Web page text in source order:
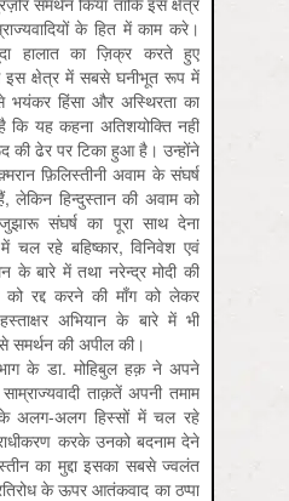
के हित में काम करे।
हालात का ज़िक्र करते हुए
इस क्षेत्र में सबसे घनीभूत रूप में
हिंसा और अस्थिरता का
यह कहना अतिशयोक्ति नहीं
की ढेर पर टिका हुआ है। उन्होंने
फ़िलिस्तीनी अवाम के संघर्ष
हिन्‍दुस्तान की अवाम को
संघर्ष का पूरा साथ देना
चल रहे बहिष्कार, विनिवेश एवं
के बारे में तथा नरेन्द्र मोदी की
को रद्द करने की माँग को लेकर
अभियान के बारे में भी
समर्थन की अपील की।
के डा. मोहिबुल हक़ ने अपने
ताक़तें अपनी तमाम
अलग-अलग हिस्सों में चल रहे
करके उनको बदनाम देने
का मुद्दा इसका सबसे ज्वलंत
के ऊपर आतंकवाद का ठप्पा